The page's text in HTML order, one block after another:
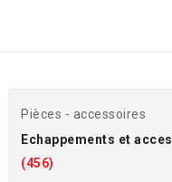
Pièces - accessoires
Echappements et
(456)